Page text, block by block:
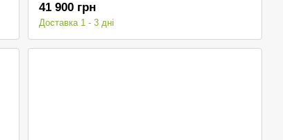
41 900 грн
Доставка 1 - 3 дні